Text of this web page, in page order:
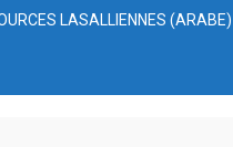
LASALLIENNES (ARABE)